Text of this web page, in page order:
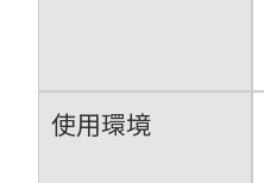
使用環境